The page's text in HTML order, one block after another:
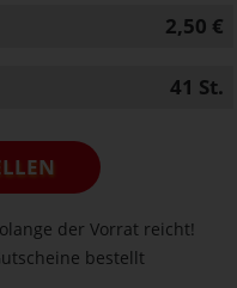
2,50 €
41 St.
der Vorrat reicht!
bestellt